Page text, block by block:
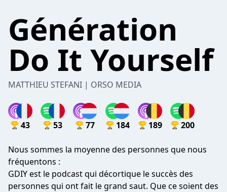
Génération
Do It Yourself
MATTHIEU STEFANI | ORSO MEDIA
43 53 77 184 189 200
Nous sommes la moyenne des personnes que nous
fréquentons :
GDIY est le podcast qui décortique le succès des
personnes qui ont fait le grand saut. Que ce soient des